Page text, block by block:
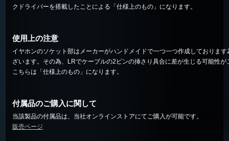
クドライバーを搭載したことによる「仕様上のもの」になります。
使用上の注意
イヤホンのソケット部はメーカーがハンドメイドで一つ一つ作成しております
ざいます。その為、LRでケーブルの2ピンの挿さり具合に差が生じる可能性が
こちらは「仕様上のもの」になります。
付属品のご購入に関して
当該製品の付属品は、当社オンラインストアにてご購入が可能です。
販売ページ